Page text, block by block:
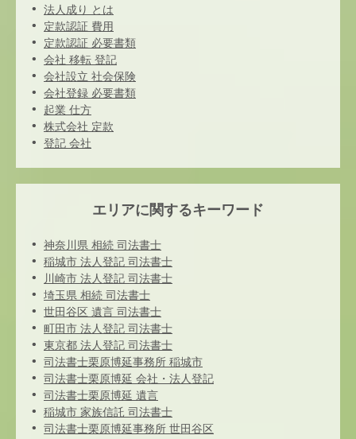
法人成り とは
定款認証 費用
定款認証 必要書類
会社 移転 登記
会社設立 社会保険
会社登録 必要書類
起業 仕方
株式会社 定款
登記 会社
エリアに関するキーワード
神奈川県 相続 司法書士
稲城市 法人登記 司法書士
川崎市 法人登記 司法書士
埼玉県 相続 司法書士
世田谷区 遺言 司法書士
町田市 法人登記 司法書士
東京都 法人登記 司法書士
司法書士栗原博延事務所 稲城市
司法書士栗原博延 会社・法人登記
司法書士栗原博延 遺言
稲城市 家族信託 司法書士
司法書士栗原博延事務所 世田谷区